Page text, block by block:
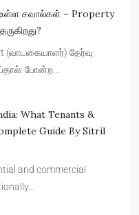
உள்ள சவால்கள் – Property
(வாடகையாளர்) தேர்வு
போன்ற…
What Tenants &
Guide By Sitril
and commercial